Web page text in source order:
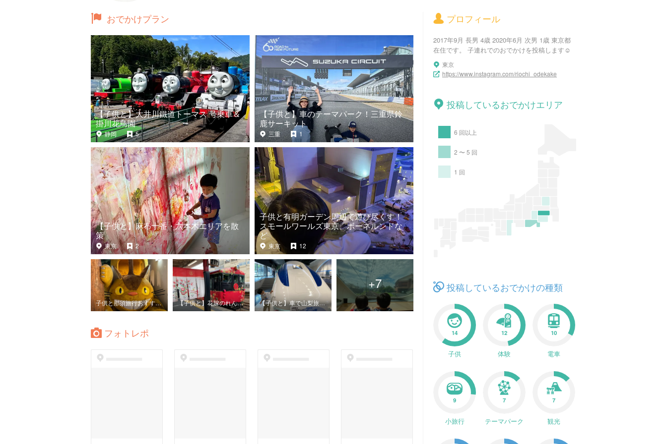
プロフィール
2017年9月 長男 4歳 2020年6月 次男 1歳 東京都
在住です。 子連れでのおでかけを投稿します☺️
東京
https://www.instagram.com/riochi_odekake
投稿しているおでかけエリア
6 回以上
2 〜 5 回
1 回
投稿しているおでかけの種類
14
子供
12
体験
10
電車
9
小旅行
7
テーマパーク
7
観光
おでかけプラン
【子供と】大井川鐵道トーマス 号乗車＆
掛川花鳥園
静岡 5
【子供と】車のテーマパーク！三重県鈴
鹿サーキット
三重 1
【子供と】麻布十番・六本木エリアを散
策
東京 2
子供と有明ガーデン周辺で遊び尽くす！
スモールワールズ東京、ボーネルンドな
ど
東京 12
子供と那須旅行おすすめスポット8選 【子供と】花嫁のれん乗車の旅(金沢〜和倉温泉2泊3日) 【子供と】車で山梨旅行〜リニア見学センター、トーマスランド、忍野しのびの里〜
+7
フォトレポ